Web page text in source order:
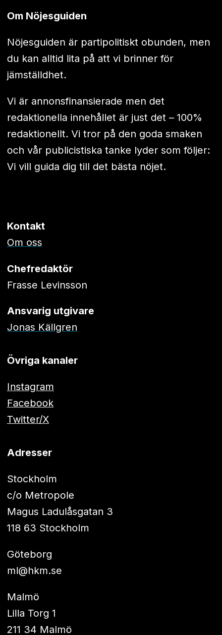
Om Nöjesguiden
Nöjesguiden är partipolitiskt obunden, men
du kan alltid lita på att vi brinner för
jämställdhet.
Vi är annonsfinansierade men det
redaktionella innehållet är just det – 100%
redaktionellt. Vi tror på den goda smaken
och vår publicistiska tanke lyder som följer:
Vi vill guida dig till det bästa nöjet.
Kontakt
Om oss
Chefredaktör
Frasse Levinsson
Ansvarig utgivare
Jonas Källgren
Övriga kanaler
Instagram
Facebook
Twitter/X
Adresser
Stockholm
c/o Metropole
Magus Ladulåsgatan 3
118 63 Stockholm
Göteborg
ml@hkm.se
Malmö
Lilla Torg 1
211 34 Malmö